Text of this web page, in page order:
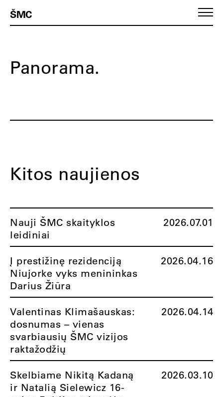
ŠMC
Panorama.
Kitos naujienos
Nauji ŠMC skaityklos
leidiniai
2026.07.01
Į prestižinę rezidenciją
Niujorke vyks menininkas
Darius Žiūra
2026.04.16
Valentinas Klimašauskas:
dosnumas – vienas
svarbiausių ŠMC vizijos
raktažodžių
2026.04.14
Skelbiame Nikitą Kadaną
ir Natalią Sielewicz 16-
2026.03.10